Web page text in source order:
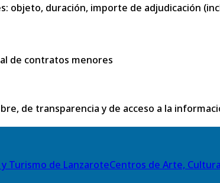
objeto, duración, importe de adjudicación
de contratos menores
de transparencia y de acceso a la
Centros de Arte,